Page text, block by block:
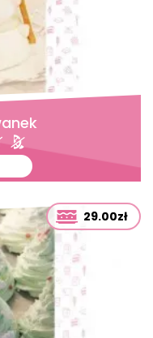
29.00zł